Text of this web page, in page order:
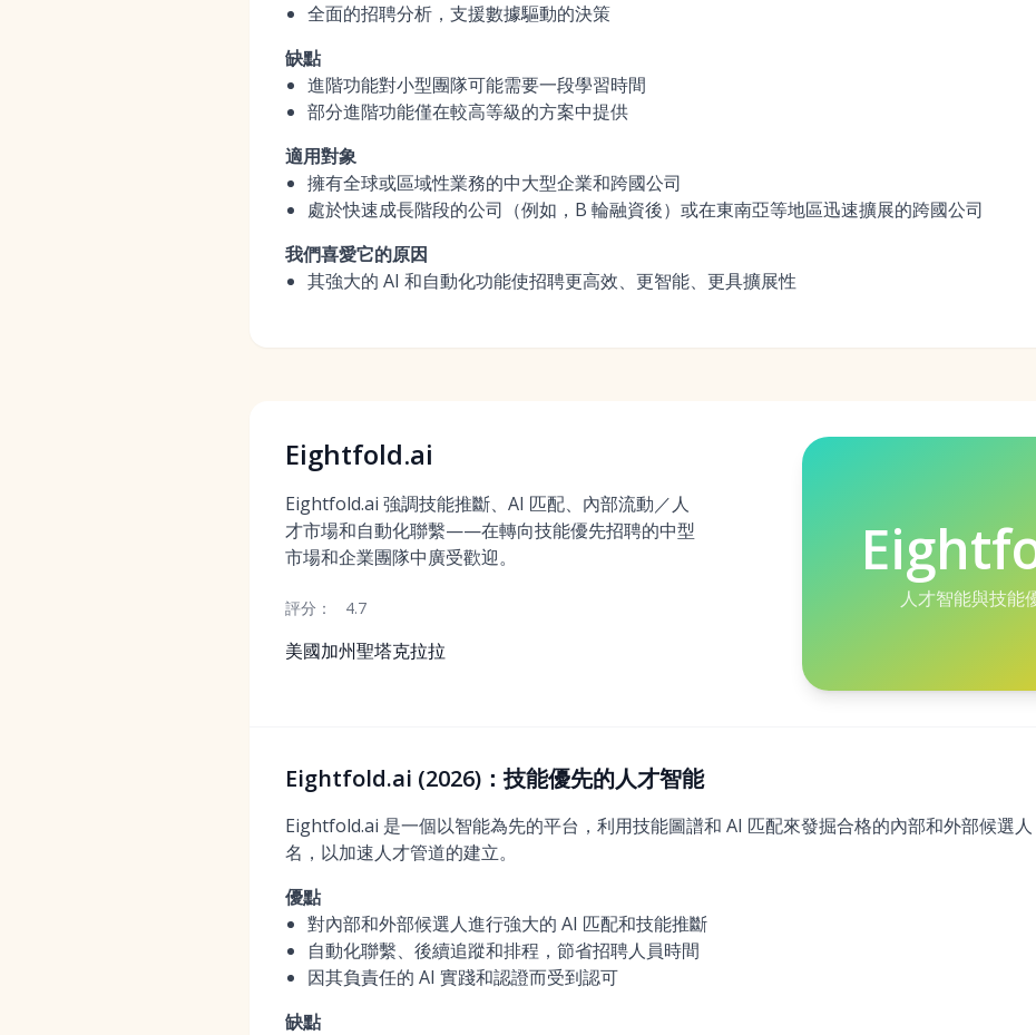
全面的招聘分析，支援數據驅動的決策
缺點
進階功能對小型團隊可能需要一段學習時間
部分進階功能僅在較高等級的方案中提供
適用對象
擁有全球或區域性業務的中大型企業和跨國公司
處於快速成長階段的公司（例如，B 輪融資後）或在東南亞等地區迅速擴展的跨國公司
我們喜愛它的原因
其強大的 AI 和自動化功能使招聘更高效、更智能、更具擴展性
Eightfold.ai
Eightfold.ai 強調技能推斷、AI 匹配、內部流動／人
才市場和自動化聯繫——在轉向技能優先招聘的中型
市場和企業團隊中廣受歡迎。
評分： 4.7
美國加州聖塔克拉拉
人才智能與技能
Eightfold.ai (2026)：技能優先的人才智能
Eightfold.ai 是一個以智能為先的平台，利用技能圖譜和 AI 匹配來發掘合格的內部和外部候選
名，以加速人才管道的建立。
優點
對內部和外部候選人進行強大的 AI 匹配和技能推斷
自動化聯繫、後續追蹤和排程，節省招聘人員時間
因其負責任的 AI 實踐和認證而受到認可
缺點